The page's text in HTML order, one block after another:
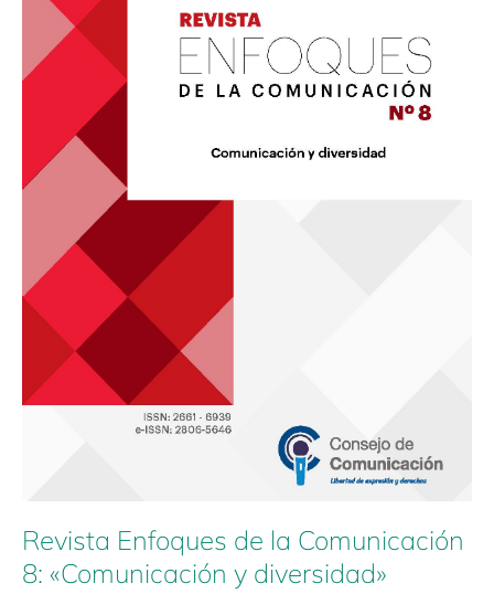
Revista Enfoques de la Comunicación
8: «Comunicación y diversidad»
«Comunicación
diversidad»